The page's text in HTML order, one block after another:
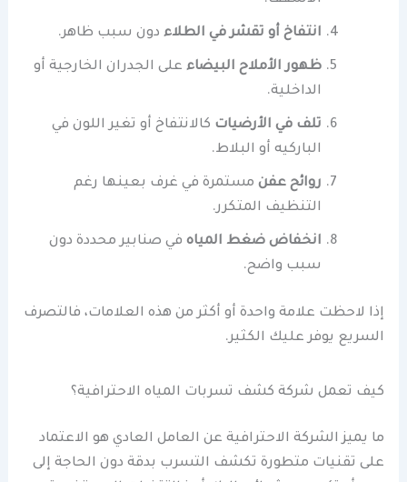
انتفاخ أو تقشر في الطلاء دون سبب ظاهر.
ظهور الأملاح البيضاء على الجدران الخارجية أو
الداخلية.
تلف في الأرضيات كالانتفاخ أو تغير اللون في
الباركيه أو البلاط.
روائح عفن مستمرة في غرف بعينها رغم
التنظيف المتكرر.
انخفاض ضغط المياه في صنابير محددة دون
سبب واضح.
إذا لاحظت علامة واحدة أو أكثر من هذه العلامات، فالتصرف
السريع يوفر عليك الكثير.
كيف تعمل شركة كشف تسربات المياه الاحترافية؟
ما يميز الشركة الاحترافية عن العامل العادي هو الاعتماد
على تقنيات متطورة تكشف التسرب بدقة دون الحاجة إلى